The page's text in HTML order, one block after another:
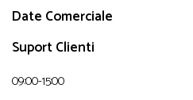
Date Comerciale
Suport Clienti
09:00-15:00